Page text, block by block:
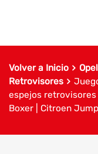
Volver a Inicio Opel
Retrovisores
espejos
Boxer | Citroen